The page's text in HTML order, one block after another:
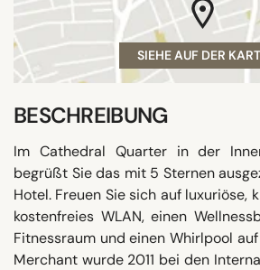
SIEHE AUF DER
BESCHREIBUNG
Im Cathedral Quarter in der
begrüßt Sie das mit 5 Sternen
Hotel. Freuen Sie sich auf luxuriöse,
kostenfreies WLAN, einen
Fitnessraum und einen Whirlpool
Merchant wurde 2011 bei den